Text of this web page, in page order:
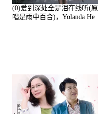
(0)爱到深处全是泪在线听(原
唱是雨中百合)，Yolanda He